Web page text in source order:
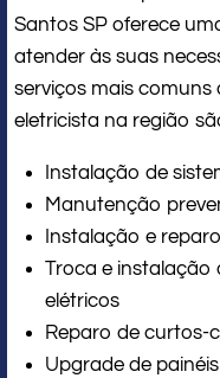
Santos SP oferece
atender às suas
serviços mais comuns
eletricista na região
Instalação de
Manutenção
Instalação e
Troca e instalação
elétricos
Reparo de curtos-
Upgrade de